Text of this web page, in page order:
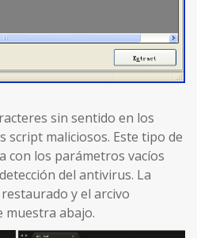
sin sentido en los
maliciosos. Este tipo de
con los parámetros vacíos
del antivirus. La
y el arcivo
muestra abajo.